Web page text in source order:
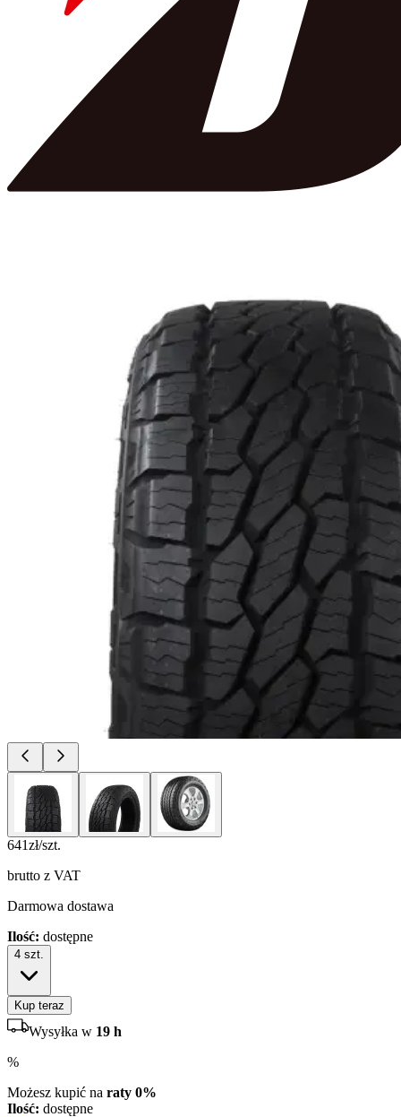
641zł/szt.
brutto z VAT
Darmowa dostawa
Ilość: dostępne
4 szt.
Kup teraz
Wysyłka w 19 h
%
Możesz kupić na raty 0%
Ilość: dostępne